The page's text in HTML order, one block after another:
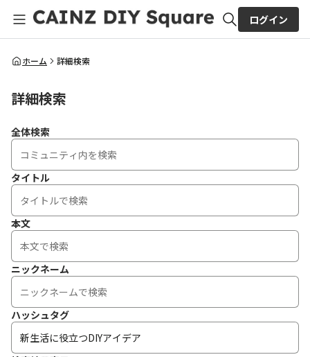
全体検索
ログイン
ホーム 詳細検索
詳細検索
全体検索
タイトル
本文
ニックネーム
ハッシュタグ